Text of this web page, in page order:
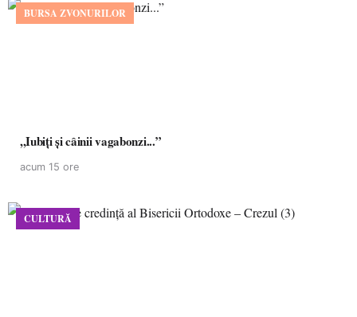
BURSA ZVONURILOR
,,Iubiți și câinii vagabonzi...”
acum 15 ore
CULTURĂ